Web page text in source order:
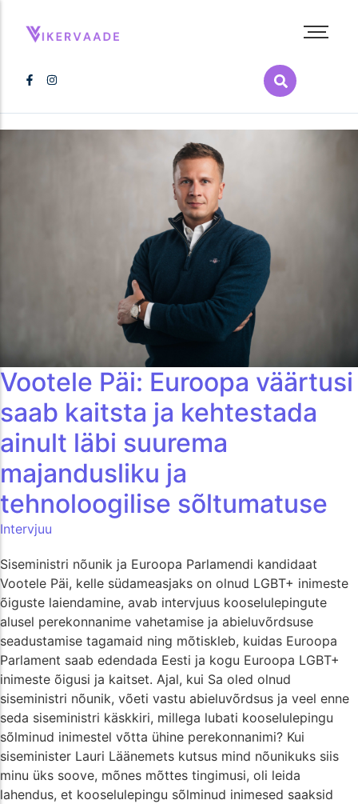
Abieluvõrdsus
Kultuur
Vootele Päi: Euroopa väärtusi
saab kaitsta ja kehtestada
ainult läbi suurema
majandusliku ja
tehnoloogilise sõltumatuse
Intervjuu
Siseministri nõunik ja Euroopa Parlamendi kandidaat
Vootele Päi, kelle südameasjaks on olnud LGBT+ inimeste
õiguste laiendamine, avab intervjuus kooselulepingute
alusel perekonnanime vahetamise ja abieluvõrdsuse
seadustamise tagamaid ning mõtiskleb, kuidas Euroopa
Parlament saab edendada Eesti ja kogu Euroopa LGBT+
inimeste õigusi ja kaitset. Ajal, kui Sa oled olnud
siseministri nõunik, võeti vastu abieluvõrdsus ja veel enne
seda siseministri käskkiri, millega lubati kooselulepingu
sõlminud inimestel võtta ühine perekonnanimi? Kui
siseminister Lauri Läänemets kutsus mind nõunikuks siis
minu üks soove, mõnes mõttes tingimusi, oli leida
lahendus, et kooselulepingu sõlminud inimesed saaksid